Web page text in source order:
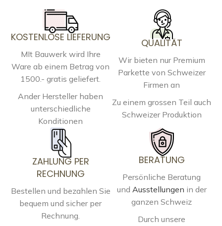
KOSTENLOSE LIEFERUNG
MIt Bauwerk wird Ihre
Ware ab einem Betrag von
1500.- gratis geliefert.
Ander Hersteller haben
unterschiedliche
Konditionen
QUALITÄT
Wir bieten nur Premium
Parkette von Schweizer
Firmen an
Zu einem grossen Teil auch
Schweizer Produktion
ZAHLUNG PER
RECHNUNG
Bestellen und bezahlen Sie
bequem und sicher per
Rechnung.
BERATUNG
Persönliche Beratung
und Ausstellungen in der
ganzen Schweiz
Durch unsere